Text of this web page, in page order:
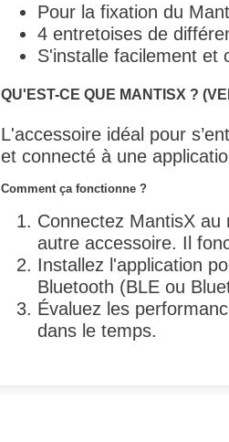
Pour la fixation du
4 entretoises de
S'installe facilement et
QU'EST-CE QUE MANTISX ?
L'accessoire idéal pour
et connecté à une
Comment ça fonctionne ?
Connectez MantisX
autre accessoire. Il
Installez l'application
Bluetooth (BLE ou
Évaluez les
dans le temps.